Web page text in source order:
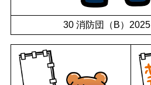
30 消防団（B）2025